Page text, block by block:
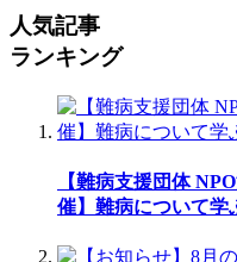
人気記事
ランキング
【難病支援団体
催】難病について学